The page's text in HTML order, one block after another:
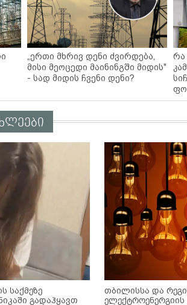
„ერთი მხრივ დენი ძვირდება,
მისი მეოცედი მაინინგში მიდის"
- სად მიდის ჩვენი დენი?
რა
საქმეზე
გადაჰყავთ
თბილისსა და